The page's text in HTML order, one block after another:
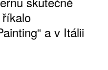
a v Itálii